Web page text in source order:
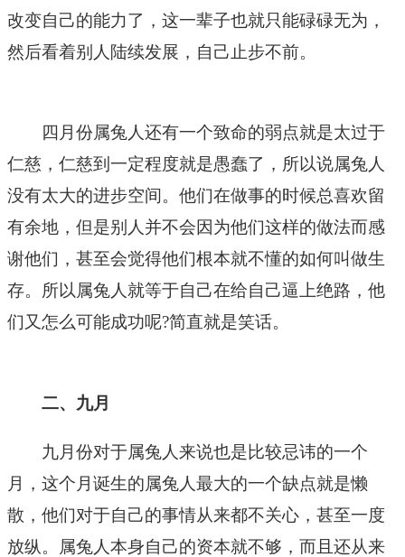
改变自己的能力了，这一辈子也就只能碌碌无为，
然后看着别人陆续发展，自己止步不前。
四月份属兔人还有一个致命的弱点就是太过于
仁慈，仁慈到一定程度就是愚蠢了，所以说属兔人
没有太大的进步空间。他们在做事的时候总喜欢留
有余地，但是别人并不会因为他们这样的做法而感
谢他们，甚至会觉得他们根本就不懂的如何叫做生
存。所以属兔人就等于自己在给自己逼上绝路，他
们又怎么可能成功呢?简直就是笑话。
二、九月
九月份对于属兔人来说也是比较忌讳的一个
月，这个月诞生的属兔人最大的一个缺点就是懒
散，他们对于自己的事情从来都不关心，甚至一度
放纵。属兔人本身自己的资本就不够，而且还从来